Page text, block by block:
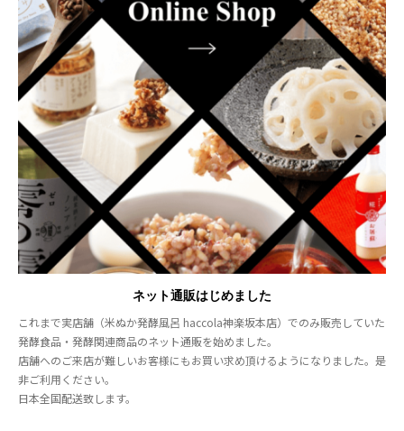
ネット通販はじめました
これまで実店舗（米ぬか発酵風呂 haccola神楽坂本店）でのみ販売していた
発酵食品・発酵関連商品のネット通販を始めました。
店舗へのご来店が難しいお客様にもお買い求め頂けるようになりました。是
非ご利用ください。
日本全国配送致します。